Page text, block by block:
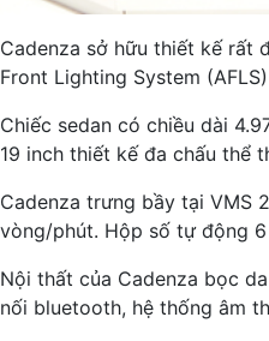
Cadenza sở hữu thiết kế rất
Front Lighting System
Chiếc sedan có chiều dài
19 inch thiết kế đa chấu thể
Cadenza trưng bầy tại VMS
vòng/phút. Hộp số tự động
Nội thất của Cadenza bọc
nối bluetooth, hệ thống âm